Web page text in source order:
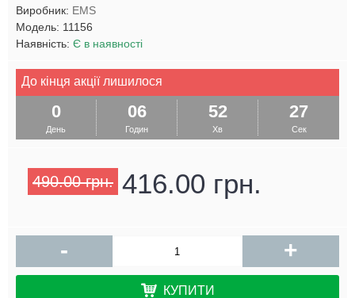
Виробник: EMS
Модель: 11156
Наявність: Є в наявності
До кінця акції лишилося
0
День
06
Годин
52
Хв
27
Сек
490.00 грн. 416.00 грн.
- +
КУПИТИ